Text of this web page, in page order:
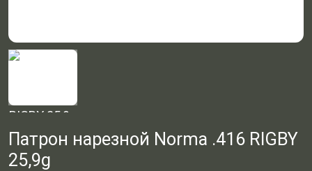
Патрон нарезной Norma .416 RIGBY
25,9g